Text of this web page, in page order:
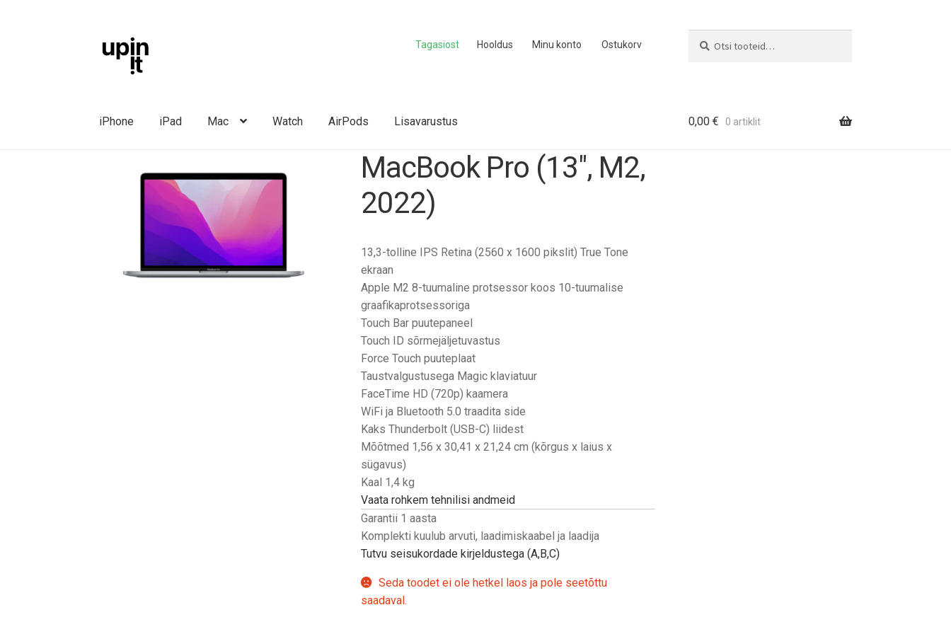
navigeerimisele
sisu
Tagasiost Hooldus Minu konto Ostukorv
iPhone iPad Mac Watch AirPods Lisavarustus 0,00 € 0 artiklit
MacBook Pro (13″, M2,
2022)
13,3-tolline IPS Retina (2560 x 1600 pikslit) True Tone
ekraan
Apple M2 8-tuumaline protsessor koos 10-tuumalise
graafikaprotsessoriga
Touch Bar puutepaneel
Touch ID sõrmejäljetuvastus
Force Touch puuteplaat
Taustvalgustusega Magic klaviatuur
FaceTime HD (720p) kaamera
WiFi ja Bluetooth 5.0 traadita side
Kaks Thunderbolt (USB-C) liidest
Mõõtmed 1,56 x 30,41 x 21,24 cm (kõrgus x laius x
sügavus)
Kaal 1,4 kg
Vaata rohkem tehnilisi andmeid
Garantii 1 aasta
Komplekti kuulub arvuti, laadimiskaabel ja laadija
Tutvu seisukordade kirjeldustega (A,B,C)
Seda toodet ei ole hetkel laos ja pole seetõttu
saadaval.